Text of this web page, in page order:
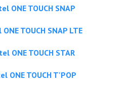
ONE TOUCH SNAP
TOUCH SNAP LTE
ONE TOUCH STAR
ONE TOUCH T'POP